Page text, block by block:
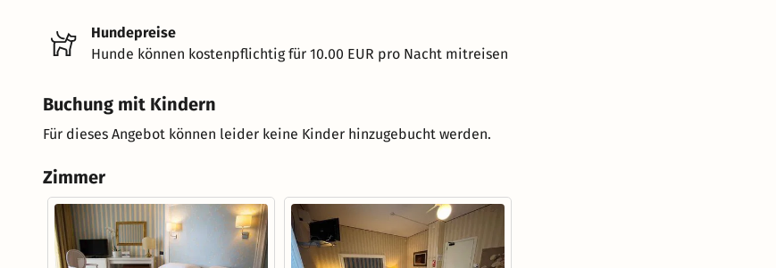
Hundepreise
Hunde können kostenpflichtig für 10.00 EUR pro Nacht mitreisen
Buchung mit Kindern
Für dieses Angebot können leider keine Kinder hinzugebucht werden.
Zimmer